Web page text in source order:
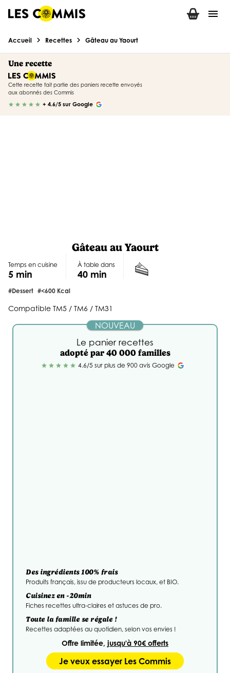
menu
Accueil chevron_right Recettes chevron_right Gâteau au Yaourt
Une recette
Cette recette fait partie des paniers recette envoyés
aux abonnés des Commis
star star star star star + 4.6/5 sur Google
Gâteau au Yaourt
Temps en cuisine
5 min
À table dans
40 min
#dessert #<600 Kcal
Compatible TM5 / TM6 / TM31
NOUVEAU
Le panier recettes
adopté par 40 000 familles
star star star star star 4.6/5 sur plus de 900 avis Google
Des ingrédients 100% frais
Produits français, issu de producteurs locaux, et BIO.
Cuisinez en -20min
Fiches recettes ultra-claires et astuces de pro.
Toute la famille se régale !
Recettes adaptées au quotidien, selon vos envies !
Offre limitée, jusqu'à 90€ offerts
Je veux essayer Les Commis